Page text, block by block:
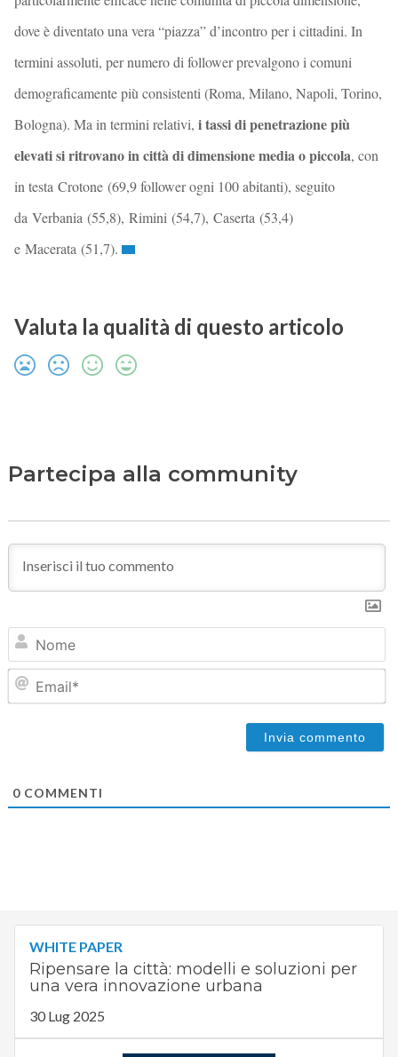
dove è diventato una vera “piazza” d’incontro per i cittadini. In
termini assoluti, per numero di follower prevalgono i comuni
demograficamente più consistenti (Roma, Milano, Napoli, Torino,
Bologna). Ma in termini relativi, i tassi di penetrazione più
elevati si ritrovano in città di dimensione media o piccola, con
in testa Crotone (69,9 follower ogni 100 abitanti), seguito
da Verbania (55,8), Rimini (54,7), Caserta (53,4)
e Macerata (51,7).
Valuta la qualità di questo articolo
Partecipa alla community
0COMMENTI
WHITE PAPER
Ripensare la città: modelli e soluzioni per
una vera innovazione urbana
30 Lug 2025